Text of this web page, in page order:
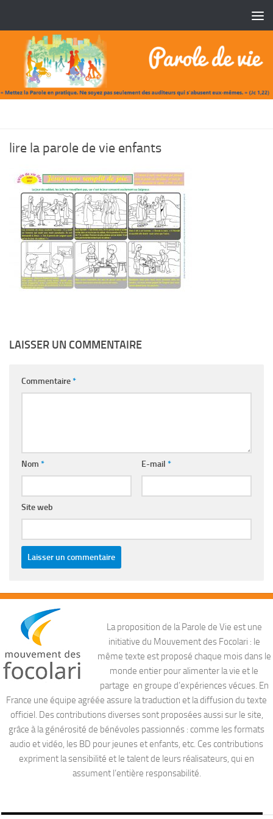
lire la parole de vie enfants
LAISSER UN COMMENTAIRE
Commentaire*
Nom * E-mail *
Site web
La proposition de la Parole de Vie est une
initiative du Mouvement des Focolari : le
même texte est proposé chaque mois dans le
monde entier pour alimenter la vie et le
partage en groupe d’expériences vécues. En
France une équipe agréée assure la traduction et la diffusion du texte
officiel. Des contributions diverses sont proposées aussi sur le site,
grâce à la générosité de bénévoles passionnés : comme les formats
audio et vidéo, les BD pour jeunes et enfants, etc. Ces contributions
expriment la sensibilité et le talent de leurs réalisateurs, qui en
assument l’entière responsabilité.